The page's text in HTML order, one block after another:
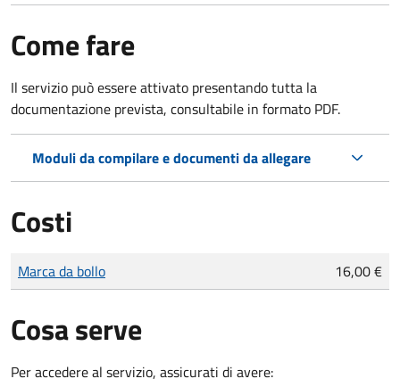
Come fare
Il servizio può essere attivato presentando tutta la
documentazione prevista, consultabile in formato PDF.
Moduli da compilare e documenti da allegare
Costi
Tipo di pagamento
Importo
Marca da bollo 16,00 €
Cosa serve
Per accedere al servizio, assicurati di avere: